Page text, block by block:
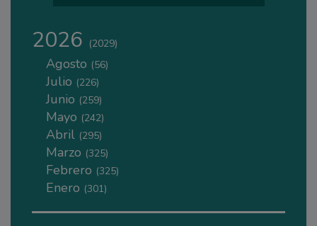
2026 (2029)
Agosto (56)
Julio (226)
Junio (259)
Mayo (242)
Abril (295)
Marzo (325)
Febrero (325)
Enero (301)